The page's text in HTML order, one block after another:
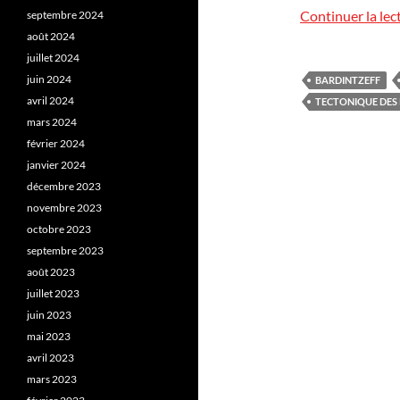
Continuer la
BARDINTZEFF
TECTONIQUE
septembre 2024
août 2024
juillet 2024
juin 2024
avril 2024
mars 2024
février 2024
janvier 2024
décembre 2023
novembre 2023
octobre 2023
septembre 2023
août 2023
juillet 2023
juin 2023
mai 2023
avril 2023
mars 2023